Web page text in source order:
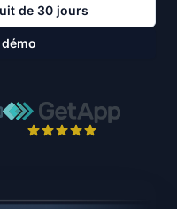
de 30 jours